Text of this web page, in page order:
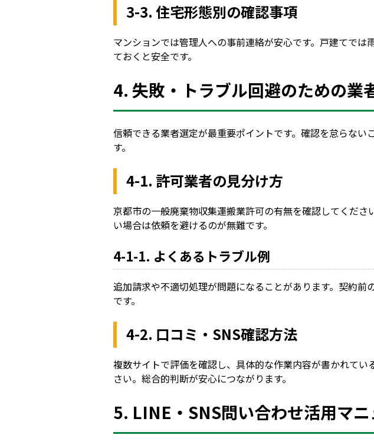
3-3. 住宅形態別の確認事項
マンションでは管理人への事前連絡が安心です。戸建てでは
ておくと安全です。
4. 失敗・トラブル回避のための業
信頼できる業者選定が最重要ポイントです。確認を怠らない
す。
4-1. 許可業者の見分け方
京都市の一般廃棄物収集運搬業許可の有無を確認してくださ
い場合は依頼を避けるのが無難です。
4-1-1. よくあるトラブル例
追加請求や不適切処理が問題になることがあります。契約前
です。
4-2. 口コミ・SNS確認方法
複数サイトで評価を確認し、具体的な作業内容が書かれてい
さい。総合的判断が安心につながります。
5. LINE・SNS問い合わせ活用マニ